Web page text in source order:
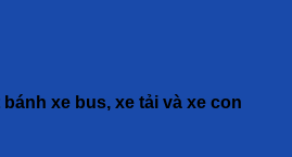
xe bus, xe tải và xe con